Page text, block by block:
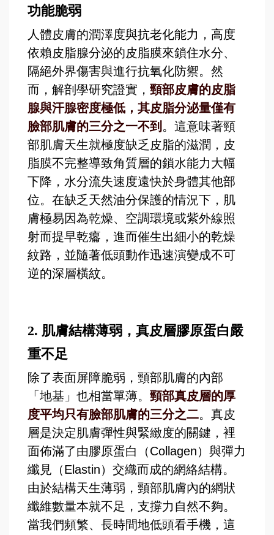
功能脆弱
人體皮膚的潤澤度與抗老化能力，高度
依賴皮脂腺分泌的皮脂膜來鎖住水分、
隔絕外界傷害與進行抗氧化防禦。然
而，解剖學研究證實， 頸部皮膚的皮脂
腺與汗腺密度極低，其皮脂分泌量僅有
臉部肌膚的三分之一不到 。這意味著頸
部肌膚天生就極度缺乏皮脂的滋潤，皮
脂膜不完整導致角質層的鎖水能力大幅
下降，水分流失速度遠快於身體其他部
位。在缺乏天然油分保護的情況下，肌
膚極易因為乾燥、空調環境或紫外線照
射而提早乾癟，進而催生出細小的乾燥
紋路，並隨著低頭動作迅速演變成不可
逆的深層橫紋。
2. 肌膚結構薄弱，真皮層膠原蛋白嚴
重不足
除了表面屏障脆弱，頸部肌膚的內部
「地基」也相當單薄。 頸部真皮層的厚
度平均只有臉部肌膚的三分之二。真皮
層是決定肌膚彈性與緊緻度的關鍵，裡
面佈滿了由膠原蛋白（Collagen）與彈力
纖見（Elastin）交織而成的網絡結構。
由於結構天生薄弱，頸部肌膚內的網狀
纖維數量本就不足，支撐力自然不夠。
當我們頻繁、長時間地低頭看手機，這